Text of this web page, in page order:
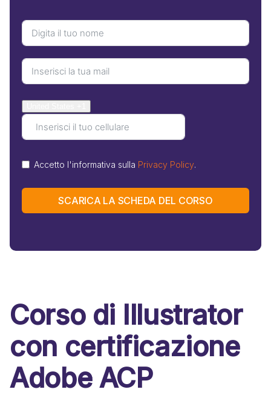
Accetto l'informativa sulla Privacy Policy.
SCARICA LA SCHEDA DEL CORSO
Corso di Illustrator
con certificazione
Adobe ACP